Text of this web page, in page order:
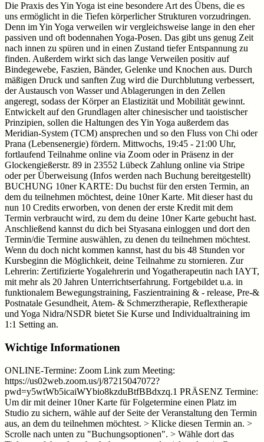
Die Praxis des Yin Yoga ist eine besondere Art des Übens, die es
uns ermöglicht in die Tiefen körperlicher Strukturen vorzudringen.
Denn im Yin Yoga verweilen wir vergleichsweise lange in den eher
passiven und oft bodennahen Yoga-Posen. Das gibt uns genug Zeit
nach innen zu spüren und in einen Zustand tiefer Entspannung zu
finden. Außerdem wirkt sich das lange Verweilen positiv auf
Bindegewebe, Faszien, Bänder, Gelenke und Knochen aus. Durch
mäßigen Druck und sanften Zug wird die Durchblutung verbessert,
der Austausch von Wasser und Ablagerungen in den Zellen
angeregt, sodass der Körper an Elastizität und Mobilität gewinnt.
Entwickelt auf den Grundlagen alter chinesischer und taoistischer
Prinzipien, sollen die Haltungen des Yin Yoga außerdem das
Meridian-System (TCM) ansprechen und so den Fluss von Chi oder
Prana (Lebensenergie) fördern. Mittwochs, 19:45 - 21:00 Uhr,
fortlaufend Teilnahme online via Zoom oder in Präsenz in der
Glockengießerstr. 89 in 23552 Lübeck Zahlung online via Stripe
oder per Überweisung (Infos werden nach Buchung bereitgestellt)
BUCHUNG 10ner KARTE: Du buchst für den ersten Termin, an
dem du teilnehmen möchtest, deine 10ner Karte. Mit dieser hast du
nun 10 Credits erworben, von denen der erste Kredit mit dem
Termin verbraucht wird, zu dem du deine 10ner Karte gebucht hast.
Anschließend kannst du dich bei Styasana einloggen und dort den
Termin/die Termine auswählen, zu denen du teilnehmen möchtest.
Wenn du doch nicht kommen kannst, hast du bis 48 Stunden vor
Kursbeginn die Möglichkeit, deine Teilnahme zu stornieren. Zur
Lehrerin: Zertifizierte Yogalehrerin und Yogatherapeutin nach IAYT,
mit mehr als 20 Jahren Unterrichtserfahrung. Fortgebildet u.a. in
funktionalem Bewegungstraining, Faszientraining & - release, Pre-&
Postnatale Gesundheit, Atem- & Schmerztherapie, Reflextherapie
und Yoga Nidra/NSDR bietet Sie Kurse und Individualtraining im
1:1 Setting an.
Wichtige Informationen
ONLINE-Termine: Zoom Link zum Meeting:
https://us02web.zoom.us/j/87215047072?
pwd=y5wtWb5icaiWYbio8kzduBtfBBdxzq.1 PRÄSENZ Termine:
Um dir mit deiner 10ner Karte für Folgetermine einen Platz im
Studio zu sichern, wähle auf der Seite der Veranstaltung den Termin
aus, an dem du teilnehmen möchtest. > Klicke diesen Termin an. >
Scrolle nach unten zu "Buchungsoptionen". > Wähle dort das